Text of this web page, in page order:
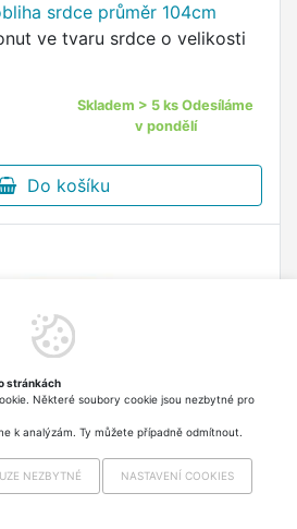
srdce průměr 104cm
ve tvaru srdce o velikosti
Skladem > 5 ks Odesíláme
v pondělí
Do košíku
stránkách
Některé soubory cookie jsou nezbytné pro
k analýzám. Ty můžete případně odmítnout.
NEZBYTNÉ NASTAVENÍ COOKIES